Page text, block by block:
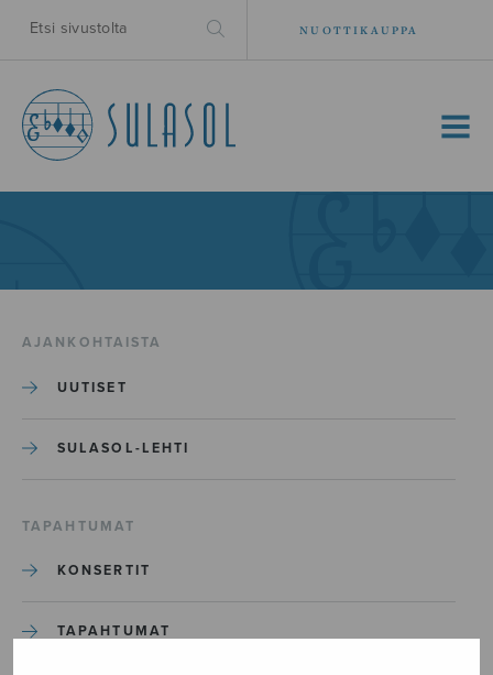
NUOTTIKAUPPA
MENU
AJANKOHTAISTA
UUTISET
SULASOL-LEHTI
TAPAHTUMAT
KONSERTIT
TAPAHTUMAT